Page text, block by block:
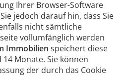
Ihrer Browser-Software
jedoch darauf hin, dass Sie
nicht sämtliche
vollumfänglich werden
Immobilien speichert diese
Monate. Sie können
der durch das Cookie